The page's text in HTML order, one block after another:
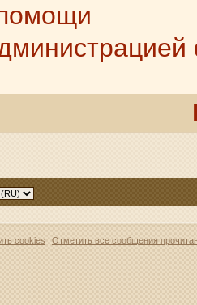
cookies Отметить все сообщения